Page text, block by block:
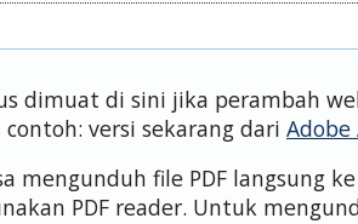
dimuat di sini jika perambah
versi sekarang dari Adobe
mengunduh file PDF langsung
PDF reader. Untuk